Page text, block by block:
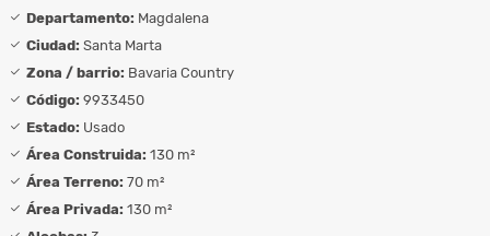
Departamento: Magdalena
Ciudad: Santa Marta
Zona / barrio: Bavaria Country
Código: 9933450
Estado: Usado
Área Construida: 130 m²
Área Terreno: 70 m²
Área Privada: 130 m²